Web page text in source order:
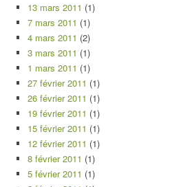
13 mars 2011 (1)
7 mars 2011 (1)
4 mars 2011 (2)
3 mars 2011 (1)
1 mars 2011 (1)
27 février 2011 (1)
26 février 2011 (1)
19 février 2011 (1)
15 février 2011 (1)
12 février 2011 (1)
8 février 2011 (1)
5 février 2011 (1)